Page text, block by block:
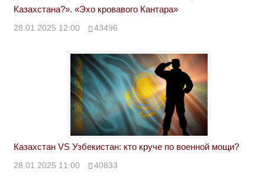
Казахстана?». «Эхо кровавого Кантара»
28.01.2025 12:00 43496
Казахстан VS Узбекистан: кто круче по военной мощи?
28.01.2025 11:00 40833